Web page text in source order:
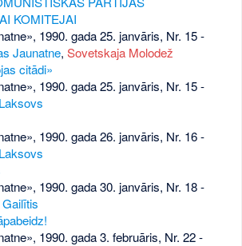
KOMITEJAI
1990. gada 25. janvāris, Nr. 15-
Jaunatne, Sovetskaja Molodež
citādi»
1990. gada 25. janvāris, Nr. 15-
1990. gada 26. janvāris, Nr. 16-
1990. gada 30. janvāris, Nr. 18-
1990. gada 3. februāris, Nr. 22-